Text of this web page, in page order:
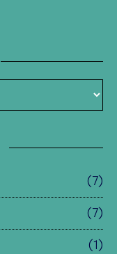
(7)
(7)
(1)